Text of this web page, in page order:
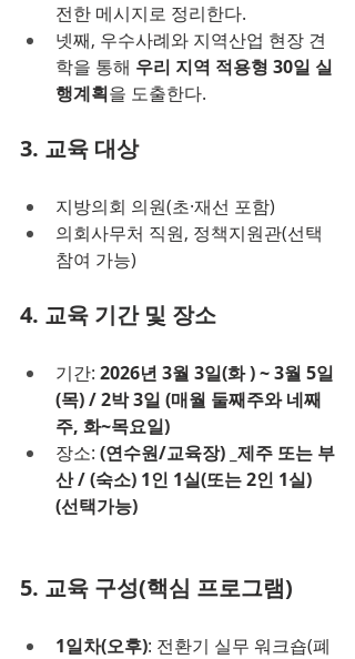
전한 메시지로 정리한다.
넷째, 우수사례와 지역산업 현장 견
학을 통해 우리 지역 적용형 30일 실
행계획을 도출한다.
3. 교육 대상
지방의회 의원(초·재선 포함)
의회사무처 직원, 정책지원관(선택
참여 가능)
4. 교육 기간 및 장소
기간: 2026년 3월 3일(화 ) ~ 3월 5일
(목) / 2박 3일 (매월 둘째주와 네째
주, 화~목요일)
장소: (연수원/교육장) _제주 또는 부
산 / (숙소) 1인 1실(또는 2인 1실)
(선택가능)
5. 교육 구성(핵심 프로그램)
1일차(오후): 전환기 실무 워크숍(폐